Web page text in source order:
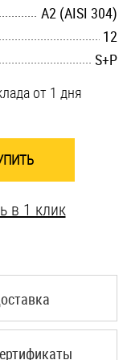
А2 (AISI 304)
12
S+P
от 1 дня
в 1 клик